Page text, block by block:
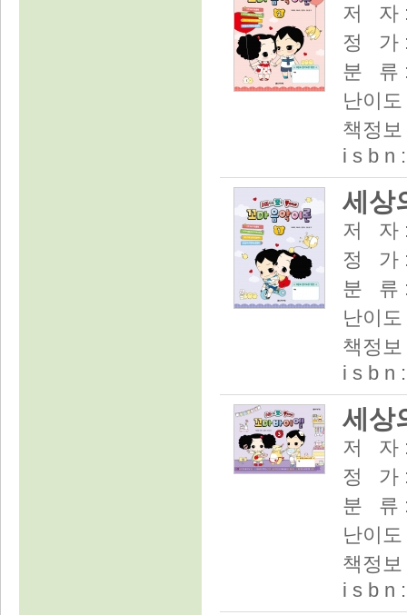
저 자 :
정 가
분 류
난이
책정
i s b n
세상
저 자 :
정 가
분 류
난이
책정
i s b n
세상
저 자 :
정 가
분 류
난이
책정
i s b n